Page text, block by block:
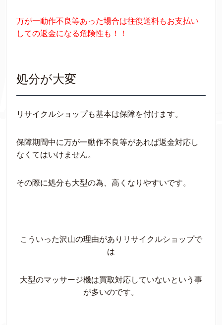
万が一動作不良等あった場合は往復送料もお支払い
しての返金になる危険性も！！
処分が大変
リサイクルショップも基本は保障を付けます。
保障期間中に万が一動作不良等があれば返金対応し
なくてはいけません。
その際に処分も大型の為、高くなりやすいです。
こういった沢山の理由がありリサイクルショップで
は
大型のマッサージ機は買取対応していないという事
が多いのです。